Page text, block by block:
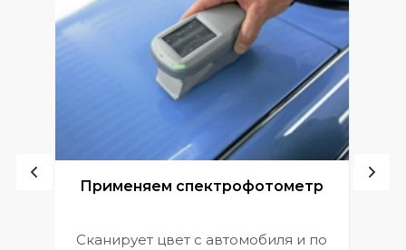
Применяем спектрофотометр
Сканирует цвет с автомобиля и по